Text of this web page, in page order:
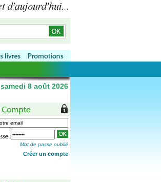
Mot de passe oublié
Créer un compte
samedi 8 août 2026